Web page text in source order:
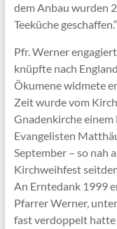
dem Anbau wurden
Teeküche geschaffen.“
Pfr. Werner
knüpfte nach
Ökumene widmete
Zeit wurde vom
Gnadenkirche
Evangelisten
September – so nah
Kirchweihfest
An Erntedank 1999
Pfarrer Werner,
fast verdoppelt